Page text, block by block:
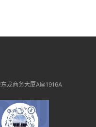
龙商务大厦A座1916A